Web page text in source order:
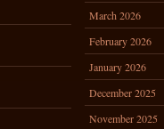
March 2026
February 2026
January 2026
December 2025
November 2025